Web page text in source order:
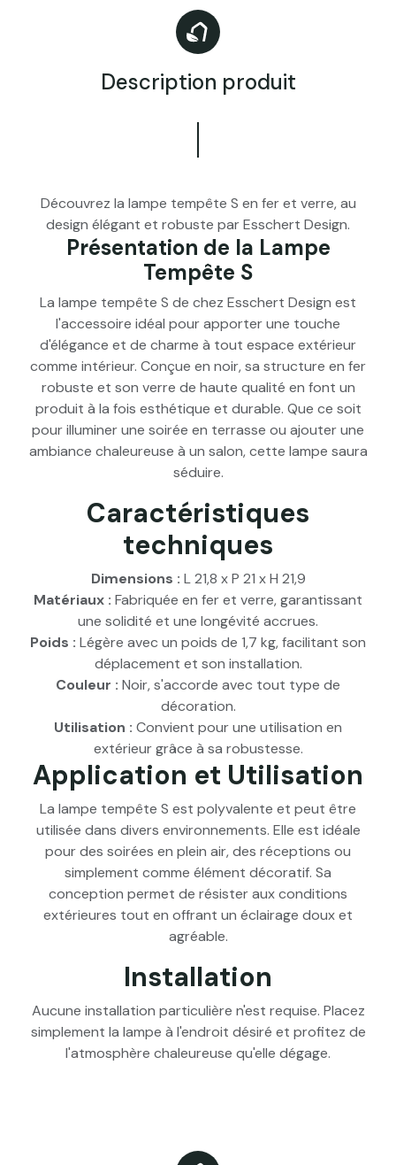
Description produit
Découvrez la lampe tempête S en fer et verre, au
design élégant et robuste par Esschert Design.
Présentation de la Lampe
Tempête S
La lampe tempête S de chez Esschert Design est
l'accessoire idéal pour apporter une touche
d'élégance et de charme à tout espace extérieur
comme intérieur. Conçue en noir, sa structure en fer
robuste et son verre de haute qualité en font un
produit à la fois esthétique et durable. Que ce soit
pour illuminer une soirée en terrasse ou ajouter une
ambiance chaleureuse à un salon, cette lampe saura
séduire.
Caractéristiques
techniques
Dimensions : L 21,8 x P 21 x H 21,9
Matériaux : Fabriquée en fer et verre, garantissant
une solidité et une longévité accrues.
Poids : Légère avec un poids de 1,7 kg, facilitant son
déplacement et son installation.
Couleur : Noir, s'accorde avec tout type de
décoration.
Utilisation : Convient pour une utilisation en
extérieur grâce à sa robustesse.
Application et Utilisation
La lampe tempête S est polyvalente et peut être
utilisée dans divers environnements. Elle est idéale
pour des soirées en plein air, des réceptions ou
simplement comme élément décoratif. Sa
conception permet de résister aux conditions
extérieures tout en offrant un éclairage doux et
agréable.
Installation
Aucune installation particulière n'est requise. Placez
simplement la lampe à l'endroit désiré et profitez de
l'atmosphère chaleureuse qu'elle dégage.